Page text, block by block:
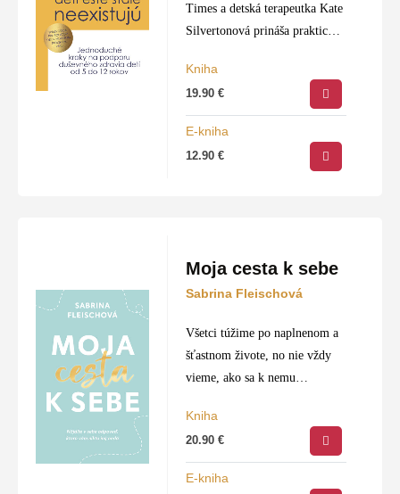
Times a detská terapeutka Kate
Silvertonová prináša praktický
výchovu detí vo veku od 5 do
12 rokov, kedy sa naše ratolesti
stávajú nezávislé…
Kniha
19.90€
E-kniha
12.90€
Moja cesta k sebe
Sabrina Fleischová
Všetci túžime po naplnenom a
šťastnom živote, no nie vždy
vieme, ako sa k nemu
napriek neprestajnej snahe sa
zlepšovať iba bezmocne plávate
proti prúdu,…
Kniha
20.90€
E-kniha